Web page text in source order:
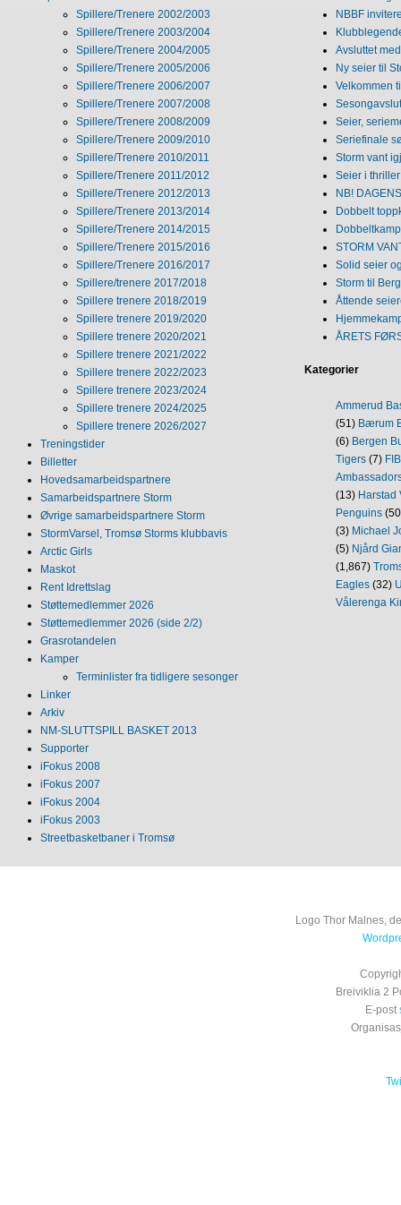
Spillere/Trenere 2002/2003
Spillere/Trenere 2003/2004
Spillere/Trenere 2004/2005
Spillere/Trenere 2005/2006
Spillere/Trenere 2006/2007
Spillere/Trenere 2007/2008
Spillere/Trenere 2008/2009
Spillere/Trenere 2009/2010
Spillere/Trenere 2010/2011
Spillere/Trenere 2011/2012
Spillere/Trenere 2012/2013
Spillere/Trenere 2013/2014
Spillere/Trenere 2014/2015
Spillere/Trenere 2015/2016
Spillere/Trenere 2016/2017
Spillere/trenere 2017/2018
Spillere trenere 2018/2019
Spillere trenere 2019/2020
Spillere trenere 2020/2021
Spillere trenere 2021/2022
Spillere trenere 2022/2023
Spillere trenere 2023/2024
Spillere trenere 2024/2025
Spillere trenere 2026/2027
Treningstider
Billetter
Hovedsamarbeidspartnere
Samarbeidspartnere Storm
Øvrige samarbeidspartnere Storm
StormVarsel, Tromsø Storms klubbavis
Arctic Girls
Maskot
Rent Idrettslag
Støttemedlemmer 2026
Støttemedlemmer 2026 (side 2/2)
Grasrotandelen
Kamper
Terminlister fra tidligere sesonger
Linker
Arkiv
NM‐SLUTTSPILL BASKET 2013
Supporter
iFokus 2008
iFokus 2007
iFokus 2004
iFokus 2003
Streetbasketbaner i Tromsø
NBBF
Avsluttet
Ny seier til
Velkommen
Seier,
Seriefinale
Storm vant
Seier i
NB!
Dobbelt
STORM
Solid seier
Storm til
Åttende
ÅRETS
Kategorier
Ammerud
(51) Bærum
(6) Bergen
Tigers (7)
(13) Harstad
Penguins
(3) Michael
(5) Njård
(1,867)
Eagles (32)
Vålerenga
Logo Thor Malnes,
Breiviklia 2
E-post